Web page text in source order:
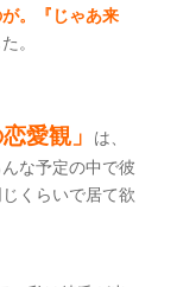
。『じゃあ来
。
恋愛観」
は、
な予定の中で彼
くらいで居て欲